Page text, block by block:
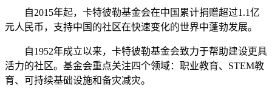
自2015年起，卡特彼勒基金会在中国累计捐赠超过1.1亿
元人民币，支持中国的社区在快速变化的世界中蓬勃发展。
自1952年成立以来，卡特彼勒基金会致力于帮助建设更具
活力的社区。基金会重点关注四个领域：职业教育、STEM教
育、可持续基础设施和备灾减灾。